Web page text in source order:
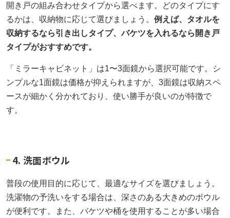
開き戸の組み合わせタイプから選べます。どのタイプにす
るかは、収納物に応じて選びましょう。 例えば、タオルを
収納するなら引き出しタイプ、バケツを入れるなら開き戸
タイプがおすすめです。
「ミラーキャビネット」は1〜3面鏡から選択可能です。シ
ンプルな1面鏡は価格が抑えられますが、3面鏡は収納スペ
ースが細かく分かれており、使い勝手が良いのが特徴で
す。
4. 洗面ボウル
普段の使用目的に応じて、最適なサイズを選びましょう。
洗濯物の予洗いをする場合は、深さのある大きめのボウル
が便利です。また、バケツや桶を使用することが多い場合